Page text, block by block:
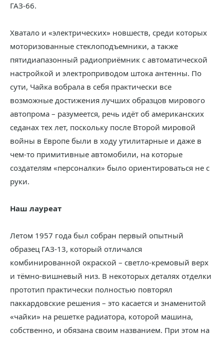
ГАЗ-66.
Хватало и «электрических» новшеств, среди которых
моторизованные стеклоподъемники, а также
пятидиапазонный радиоприёмник с автоматической
настройкой и электроприводом штока антенны. По
сути, Чайка вобрала в себя практически все
возможные достижения лучших образцов мирового
автопрома – разумеется, речь идёт об американских
седанах тех лет, поскольку после Второй мировой
войны в Европе были в ходу утилитарные и даже в
чем-то примитивные автомобили, на которые
создателям «персоналки» было ориентироваться не с
руки.
Наш лауреат
Летом 1957 года был собран первый опытный
образец ГАЗ-13, который отличался
комбинированной окраской – светло-кремовый верх
и тёмно-вишневый низ. В некоторых деталях отделки
прототип практически полностью повторял
паккардовские решения – это касается и знаменитой
«чайки» на решетке радиатора, которой машина,
собственно, и обязана своим названием. При этом на